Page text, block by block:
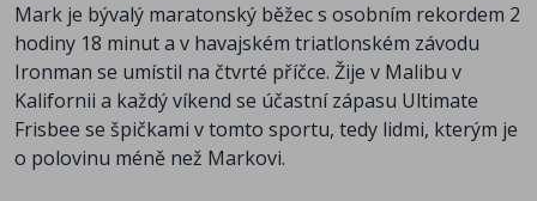
Mark je bývalý maratonský běžec s osobním rekordem 2
hodiny 18 minut a v havajském triatlonském závodu
Ironman se umístil na čtvrté příčce. Žije v Malibu v
Kalifornii a každý víkend se účastní zápasu Ultimate
Frisbee se špičkami v tomto sportu, tedy lidmi, kterým je
o polovinu méně než Markovi.